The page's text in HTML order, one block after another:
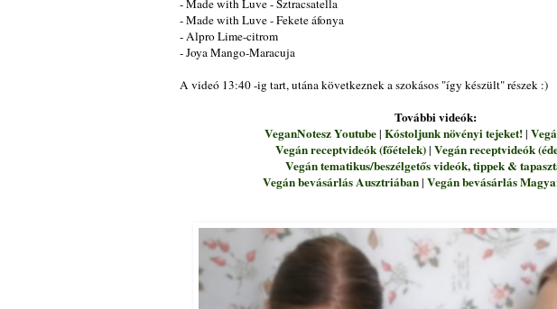
- Made with Luve - Sztracsatella
- Made with Luve - Fekete áfonya
- Alpro Lime-citrom
- Joya Mango-Maracuja
A videó 13:40 -ig tart, utána következnek a szokásos "így készült" részek :)
További videók:
VeganNotesz Youtube| Kóstoljunk növényi tejeket!|
Vegán receptvideók (főételek)| Vegán receptvideók
Vegán tematikus/beszélgetős videók, tippek &
Vegán bevásárlás Ausztriában| Vegán bevásárlás